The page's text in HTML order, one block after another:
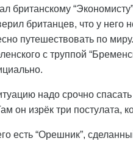
британскому
британцев, что у него
путешествовать по
с труппой
надо срочно
он изрёк три постулата,
есть “Орешник”,